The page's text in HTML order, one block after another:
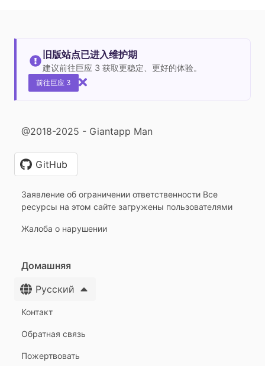
旧版站点已进入维护期
建议前往巨应 3 获取更稳定、更好的体验。
前往巨应 3
@2018-2025 - Giantapp Man
GitHub
Заявление об ограничении ответственности Все
ресурсы на этом сайте загружены пользователями
Жалоба о нарушении
Домашняя
Русский
Контакт
Обратная связь
Пожертвовать